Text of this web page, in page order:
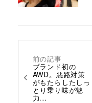
前の記事
ブランド初の
AWD。悪路対策
がもたらしたしっ
とり乗り味が魅
力…